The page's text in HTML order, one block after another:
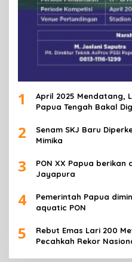
1
April 2025 Mendatang,
Papua Tengah Bakal
2
Senam SKJ Baru
Mimika
3
PON XX Papua berikan
Jayapura
4
Pemerintah Papua
aquatic PON
5
Rebut Emas Lari 200
Pecahkah Rekor